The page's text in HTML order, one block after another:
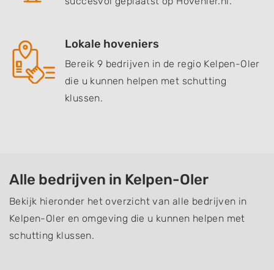
Lokale hoveniers
Bereik 9 bedrijven in de regio Kelpen-Oler
die u kunnen helpen met schutting
klussen.
Alle bedrijven in Kelpen-Oler
Bekijk hieronder het overzicht van alle bedrijven in
Kelpen-Oler en omgeving die u kunnen helpen met
schutting klussen.